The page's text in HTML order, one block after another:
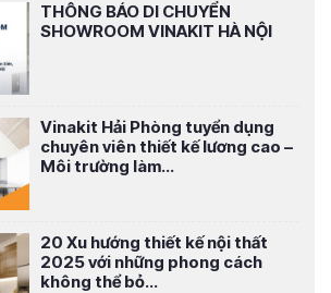
THÔNG BÁO DI CHUYỂN
SHOWROOM VINAKIT HÀ NỘI
Vinakit Hải Phòng tuyển dụng
chuyên viên thiết kế lương cao –
Môi trường làm...
20 Xu hướng thiết kế nội thất
2025 với những phong cách
không thể bỏ...